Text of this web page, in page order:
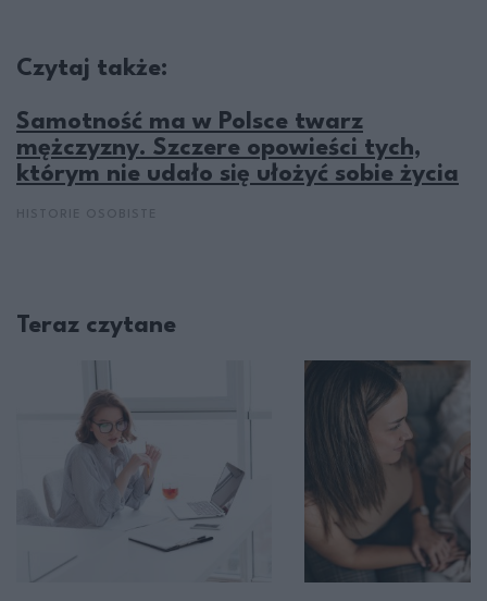
Czytaj także:
Samotność ma w Polsce twarz
mężczyzny. Szczere opowieści tych,
którym nie udało się ułożyć sobie życia
Teraz czytane